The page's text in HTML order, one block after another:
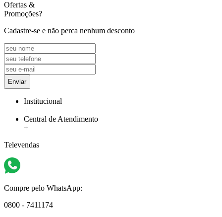
Ofertas &
Promoções?
Cadastre-se e não perca nenhum desconto
Enviar
Institucional
+
Central de Atendimento
+
Televendas
Compre pelo WhatsApp:
0800 - 7411174